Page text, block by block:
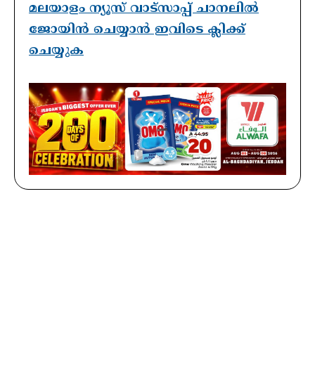
മലയാളം ന്യൂസ് വാട്സാപ്പ് ചാനലിൽ
ജോയിൻ ചെയ്യാൻ ഇവിടെ ക്ലിക്ക്
ചെയ്യുക